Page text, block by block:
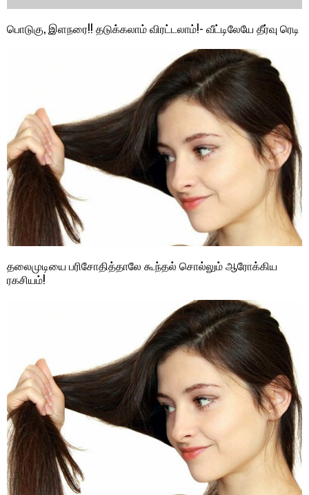
பொடுகு, இளநரை!! தடுக்கலாம் விரட்டலாம்!- வீட்டிலேயே தீர்வு ரெடி
தலைமுடியை பரிசோதித்தாலே கூந்தல் சொல்லும் ஆரோக்கிய
ரகசியம்!